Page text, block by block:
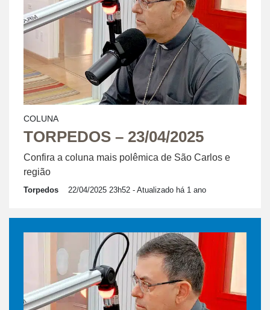
COLUNA
TORPEDOS – 23/04/2025
Confira a coluna mais polêmica de São Carlos e
região
Torpedos 22/04/2025 23h52 - Atualizado há 1 ano